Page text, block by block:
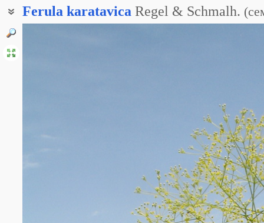
Ferula karatavica Regel & Schmalh. (